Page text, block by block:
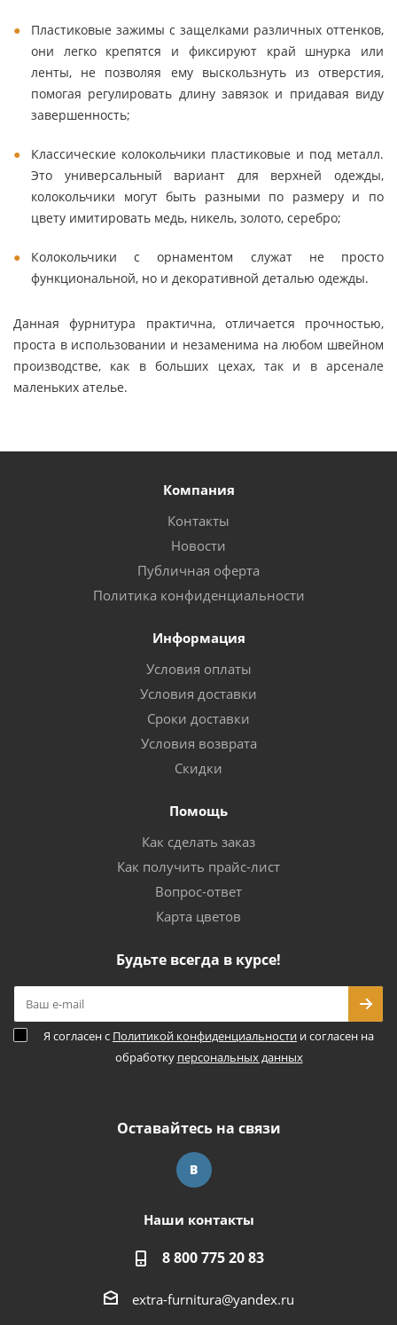
Пластиковые зажимы с защелками различных оттенков,
они легко крепятся и фиксируют край шнурка или
ленты, не позволяя ему выскользнуть из отверстия,
помогая регулировать длину завязок и придавая виду
завершенность;
Классические колокольчики пластиковые и под металл.
Это универсальный вариант для верхней одежды,
колокольчики могут быть разными по размеру и по
цвету имитировать медь, никель, золото, серебро;
Колокольчики с орнаментом служат не просто
функциональной, но и декоративной деталью одежды.
Данная фурнитура практична, отличается прочностью,
проста в использовании и незаменима на любом швейном
производстве, как в больших цехах, так и в арсенале
маленьких ателье.
Компания
Контакты
Новости
Публичная оферта
Политика конфиденциальности
Информация
Условия оплаты
Условия доставки
Сроки доставки
Условия возврата
Скидки
Помощь
Как сделать заказ
Как получить прайс-лист
Вопрос-ответ
Карта цветов
Будьте всегда в курсе!
Я согласен с Политикой конфиденциальности и согласен на
обработку персональных данных
Оставайтесь на связи
Наши контакты
8 800 775 20 83
extra-furnitura@yandex.ru